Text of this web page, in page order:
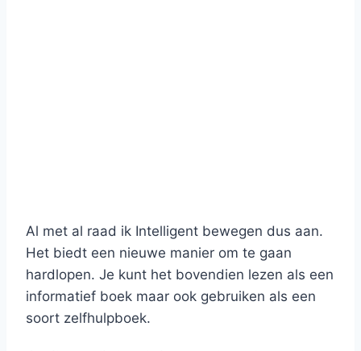
Al met al raad ik Intelligent bewegen dus aan.
Het biedt een nieuwe manier om te gaan
hardlopen. Je kunt het bovendien lezen als een
informatief boek maar ook gebruiken als een
soort zelfhulpboek.